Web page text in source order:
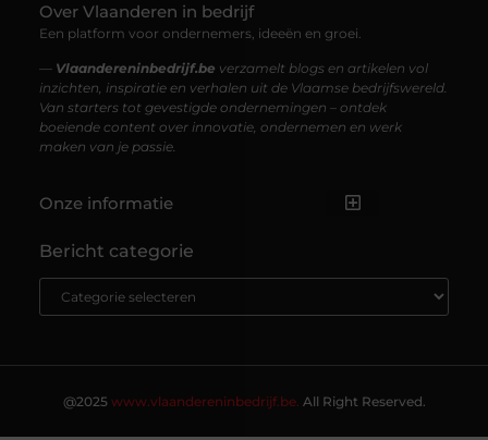
Over Vlaanderen in bedrijf
Een platform voor ondernemers, ideeën en groei.
— Vlaandereninbedrijf.be verzamelt blogs en artikelen vol
inzichten, inspiratie en verhalen uit de Vlaamse bedrijfswereld.
Van starters tot gevestigde ondernemingen – ontdek
boeiende content over innovatie, ondernemen en werk
maken van je passie.
Onze informatie
Bericht categorie
@2025 www.vlaandereninbedrijf.be. All Right Reserved.